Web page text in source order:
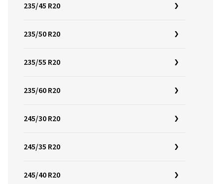
235/45 R20
235/50 R20
235/55 R20
235/60 R20
245/30 R20
245/35 R20
245/40 R20